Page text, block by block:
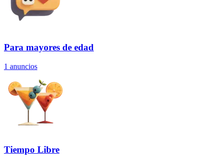
Para mayores de edad
1 anuncios
Tiempo Libre